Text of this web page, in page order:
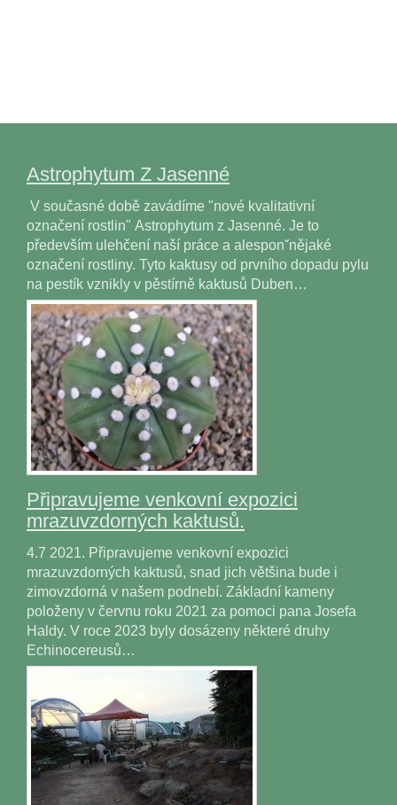
Astrophytum Z Jasenné
V současné době zavádíme "nové kvalitativní
označení rostlin" Astrophytum z Jasenné. Je to
především ulehčení naší práce a alesponˇnějaké
označení rostliny. Tyto kaktusy od prvního dopadu pylu
na pestík vznikly v pěstírně kaktusů Duben…
Připravujeme venkovní expozici
mrazuvzdorných kaktusů.
4.7 2021. Připravujeme venkovní expozici
mrazuvzdorných kaktusů, snad jich většina bude i
zimovzdorná v našem podnebí. Základní kameny
položeny v červnu roku 2021 za pomoci pana Josefa
Haldy. V roce 2023 byly dosázeny některé druhy
Echinocereusů…